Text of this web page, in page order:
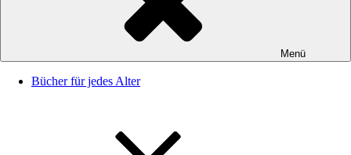
Menü
Bücher für jedes Alter